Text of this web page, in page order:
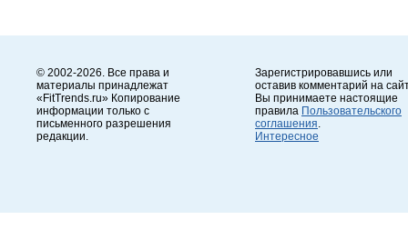
© 2002-2026. Все права и
материалы принадлежат
«FitTrends.ru» Копирование
информации только с
письменного разрешения
редакции.
Зарегистрировавшись или
оставив комментарий на
Вы принимаете настоящие
правила Пользовательского
соглашения
Интересное